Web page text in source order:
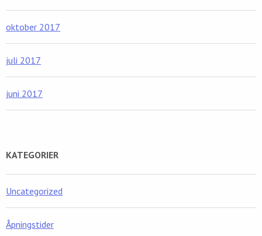
oktober 2017
juli 2017
juni 2017
KATEGORIER
Uncategorized
Åpningstider